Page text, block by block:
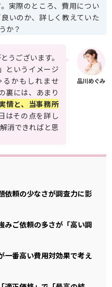
実際のところ、費用につい
いのか、詳しく教えていた
か？
うございます。
というイメージ
かもしれませ
裏には、あまり
情と、当事務所
はその点を詳し
消できればと思
依頼の少なさが調査力に影
みご依頼の多さが「高い調
一番高い費用対効果で考え